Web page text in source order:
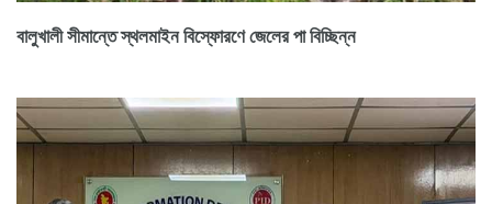
বালুখালী সীমান্তে স্থলমাইন বিস্ফোরণে জেলের পা বিচ্ছিন্ন